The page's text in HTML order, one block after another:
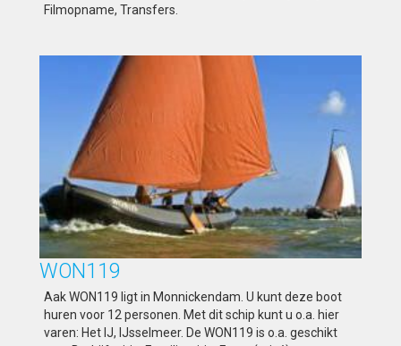
Filmopname, Transfers.
WON119
Aak WON119 ligt in Monnickendam. U kunt deze boot
huren voor 12 personen. Met dit schip kunt u o.a. hier
varen: Het IJ, IJsselmeer. De WON119 is o.a. geschikt